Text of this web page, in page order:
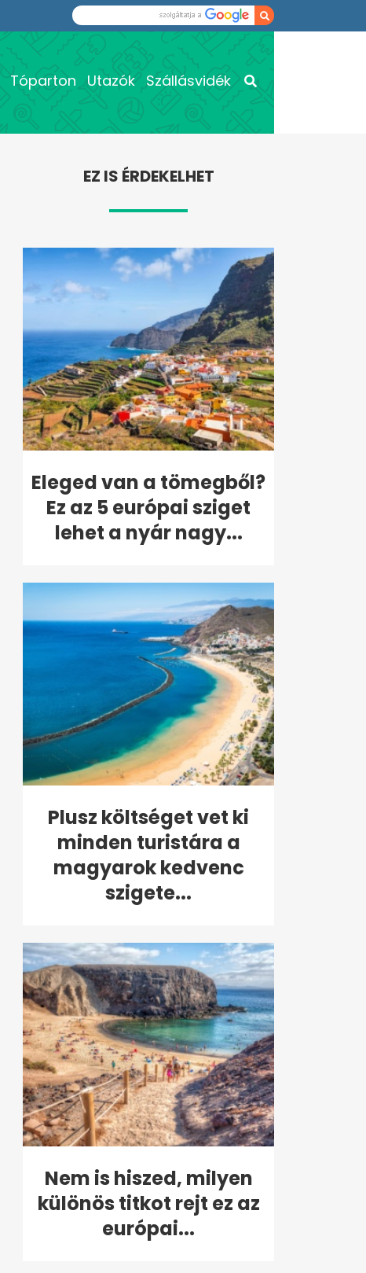
Tóparton Utazók Szállásvidék
EZ IS ÉRDEKELHET
Eleged van a tömegből?
Ez az 5 európai sziget
lehet a nyár nagy...
Plusz költséget vet ki
minden turistára a
magyarok kedvenc
szigete...
Nem is hiszed, milyen
különös titkot rejt ez az
európai...